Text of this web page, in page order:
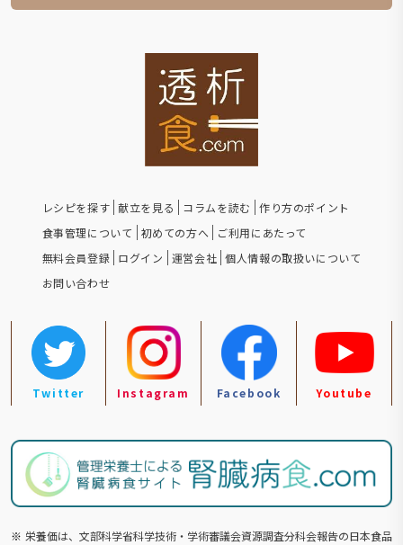
レシピを探す 献立を見る コラムを読む
作り方のポイント
食事管理について
初めての方へ
ご利用にあたって
無料会員登録 ログイン 運営会社 個人情報の取扱いについて
お問い合わせ
Twitter Instagram Facebook Youtube
※ 栄養価は、文部科学省科学技術・学術審議会資源調査分科会報告の⽇本食品